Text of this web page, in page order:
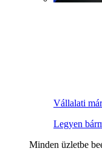
Vállalati
Legyen
Minden üzletbe